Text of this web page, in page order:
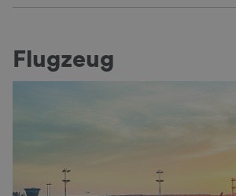
Flugzeug